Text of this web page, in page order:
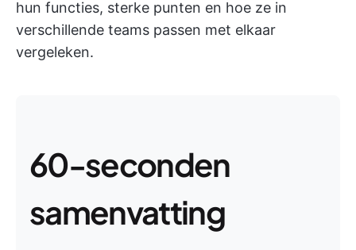
hun functies, sterke punten en hoe ze in
verschillende teams passen met elkaar
vergeleken.
60-seconden
samenvatting